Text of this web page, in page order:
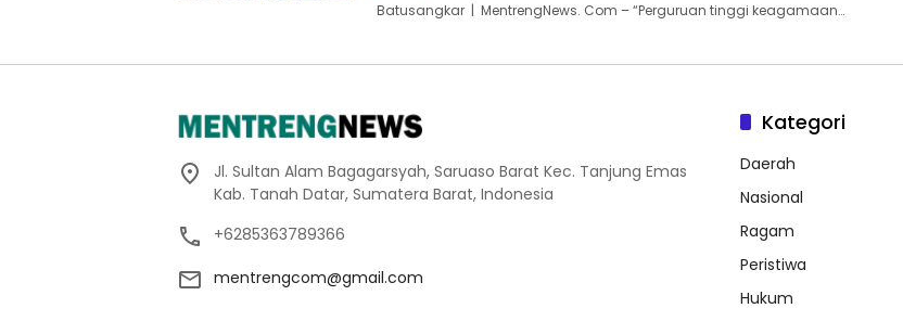
Batusangkar | MentrengNews. Com – “Perguruan tinggi keagamaan…
Jl. Sultan Alam Bagagarsyah, Saruaso Barat Kec. Tanjung Emas
Kab. Tanah Datar, Sumatera Barat, Indonesia
+6285363789366
mentrengcom@gmail.com
Kategori
Daerah
Nasional
Ragam
Peristiwa
Hukum